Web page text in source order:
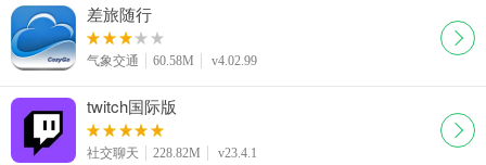
差旅随行
气象交通 60.58M v4.02.99
twitch国际版
社交聊天 228.82M v23.4.1